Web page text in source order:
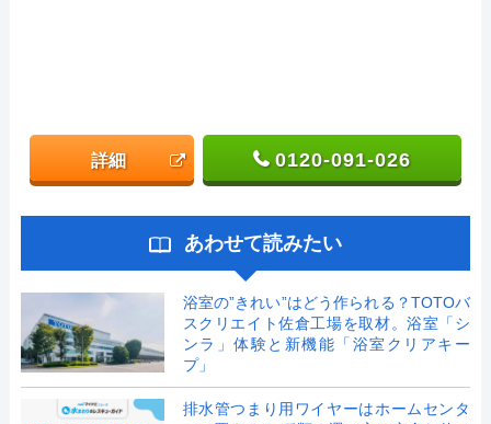
詳細 0120-091-026
あわせて読みたい
浴室の”きれい”はどう作られる？TOTOバ
スクリエイト佐倉工場を取材。浴室「シ
ンラ」体験と新機能「浴室クリアキー
プ」
排水管つまり用ワイヤーはホームセンタ